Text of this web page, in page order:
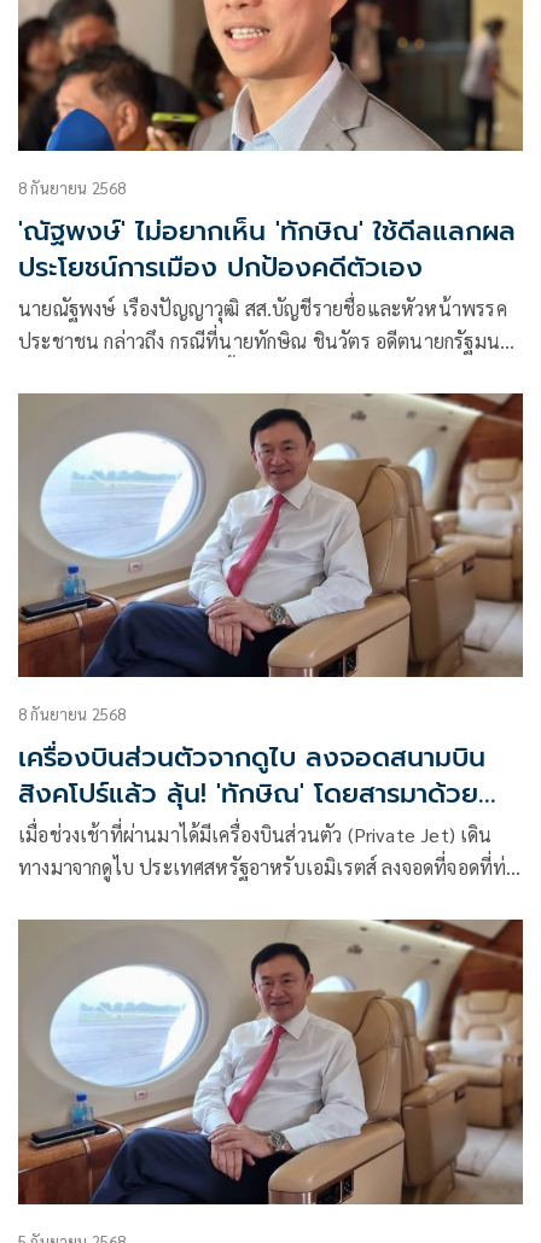
8 กันยายน 2568
'ณัฐพงษ์' ไม่อยากเห็น 'ทักษิณ' ใช้ดีลแลกผล
ประโยชน์การเมือง ปกป้องคดีตัวเอง
นายณัฐพงษ์ เรืองปัญญาวุฒิ สส.บัญชีรายชื่อและหัวหน้าพรรค
ประชาชน กล่าวถึง กรณีที่นายทักษิณ ชินวัตร อดีตนายกรัฐมนตรี
อย่างไร เนื่องจากนายทักษิณ เป็นตัวละครที่มีผลทางการเมือง
8 กันยายน 2568
เครื่องบินส่วนตัวจากดูไบ ลงจอดสนามบิน
สิงคโปร์แล้ว ลุ้น! 'ทักษิณ' โดยสารมาด้วย
หรือไม่
เมื่อช่วงเช้าที่ผ่านมาได้มีเครื่องบินส่วนตัว (Private Jet) เดิน
ทางมาจากดูไบ ประเทศสหรัฐอาหรับเอมิเรตส์ ลงจอดที่จอดที่ท่า